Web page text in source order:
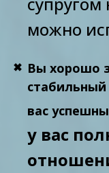
можно
Вы хорошо
стабильный
вас
у вас